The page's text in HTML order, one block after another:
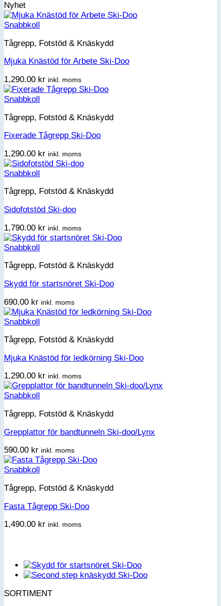
Nyhet
Snabbkoll
Tågrepp, Fotstöd & Knäskydd
Mjuka Knästöd för Arbete Ski-Doo
1,290.00 kr inkl. moms
Snabbkoll
Tågrepp, Fotstöd & Knäskydd
Fixerade Tågrepp Ski-Doo
1,290.00 kr inkl. moms
Snabbkoll
Tågrepp, Fotstöd & Knäskydd
Sidofotstöd Ski-doo
1,790.00 kr inkl. moms
Snabbkoll
Tågrepp, Fotstöd & Knäskydd
Skydd för startsnöret Ski-Doo
690.00 kr inkl. moms
Snabbkoll
Tågrepp, Fotstöd & Knäskydd
Mjuka Knästöd för ledkörning Ski-Doo
1,290.00 kr inkl. moms
Snabbkoll
Tågrepp, Fotstöd & Knäskydd
Grepplattor för bandtunneln Ski-doo/Lynx
590.00 kr inkl. moms
Snabbkoll
Tågrepp, Fotstöd & Knäskydd
Fasta Tågrepp Ski-Doo
1,490.00 kr inkl. moms
SORTIMENT